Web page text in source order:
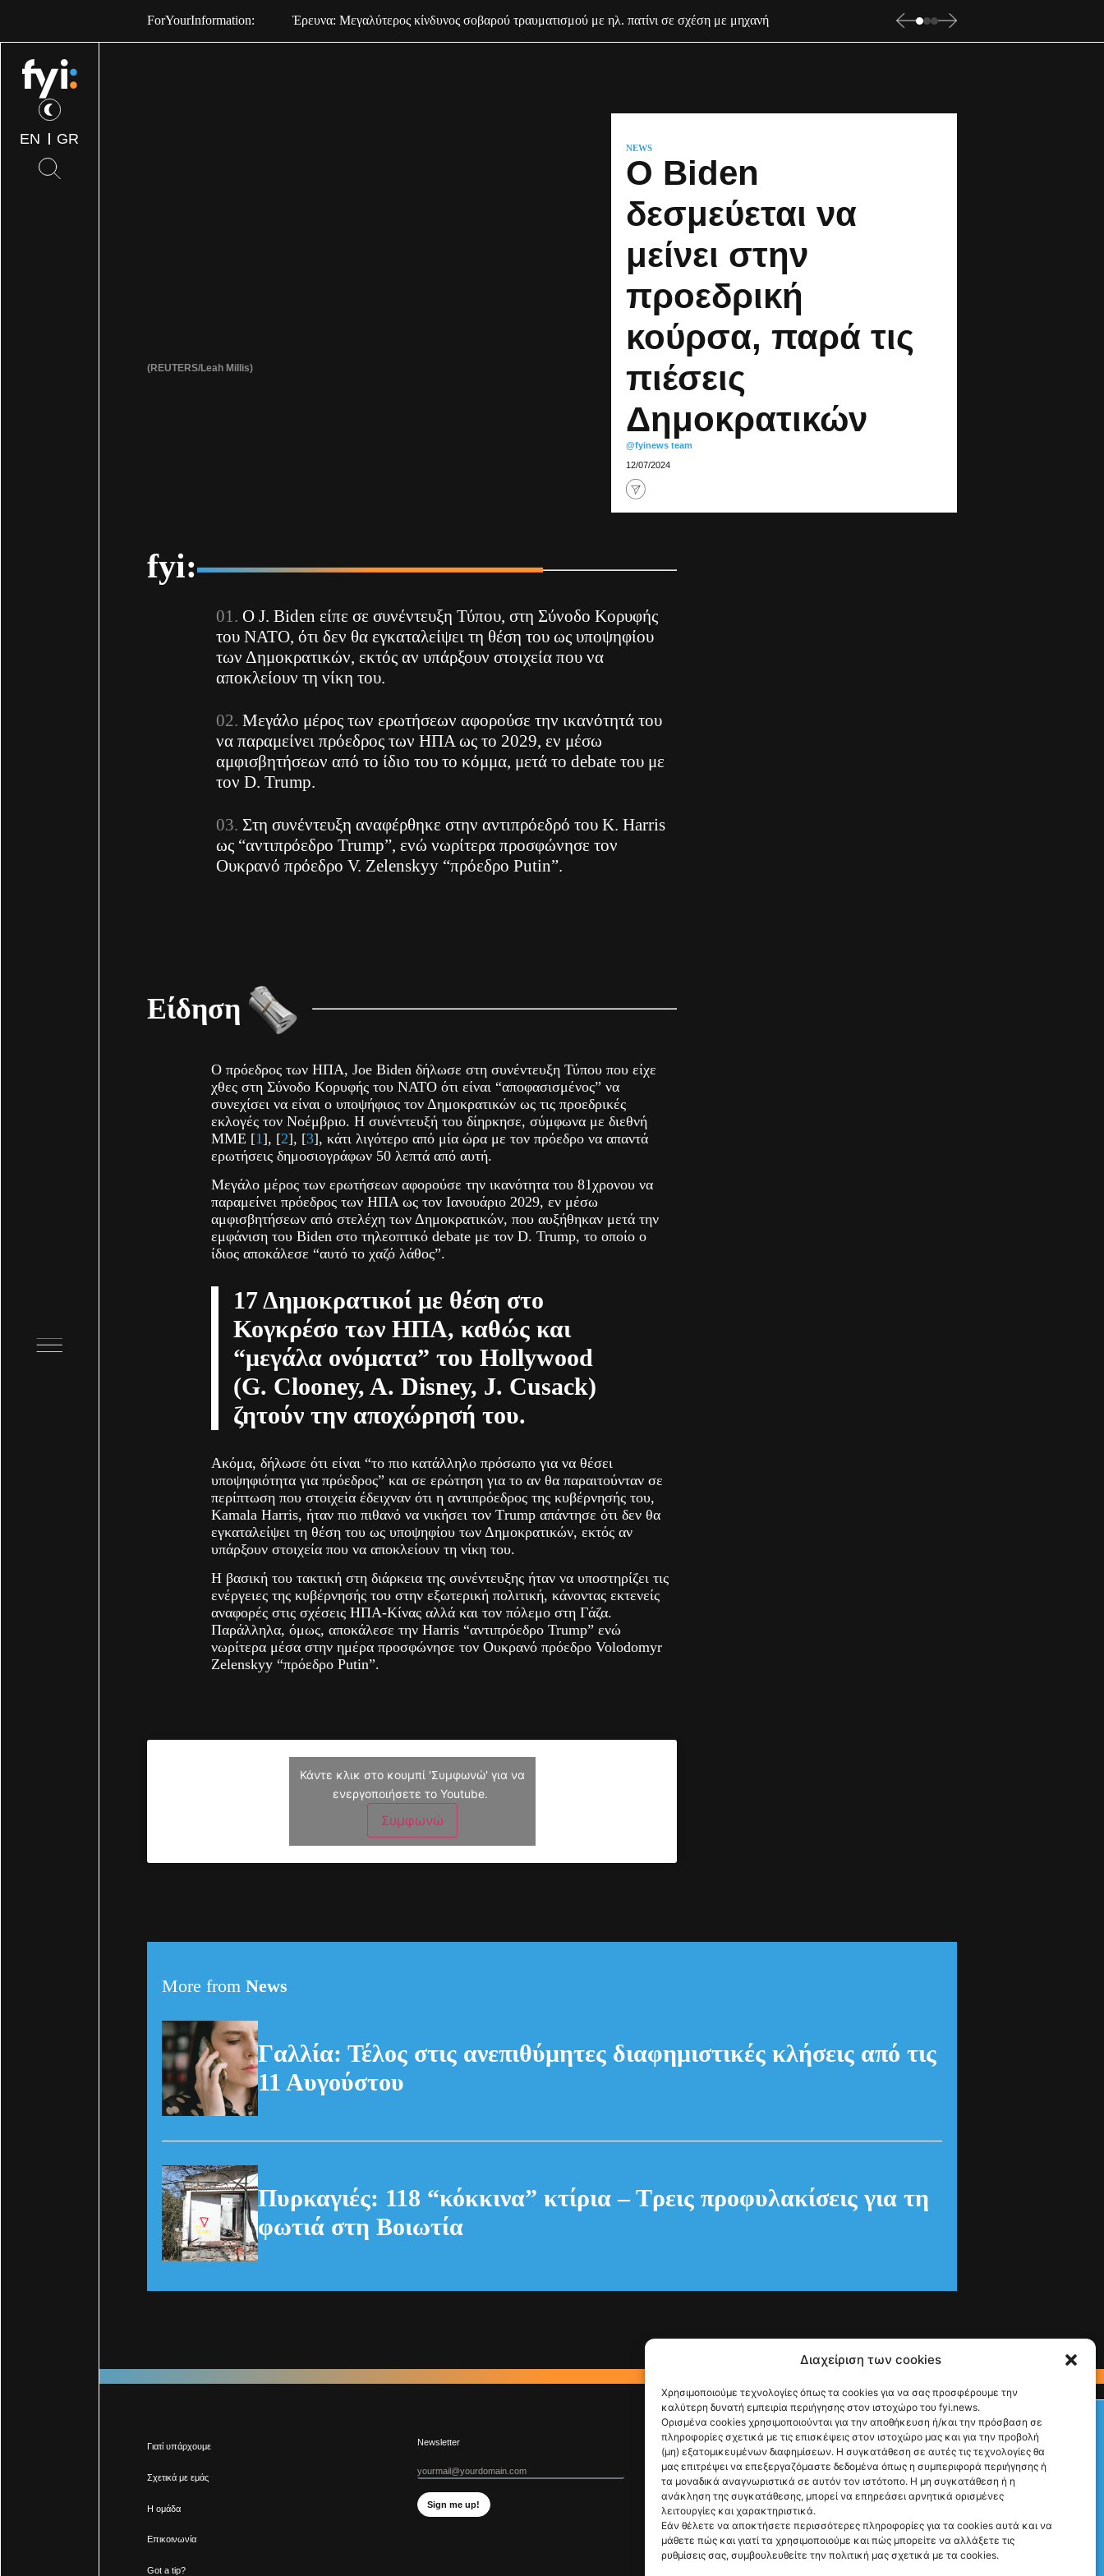
Διαχείριση των cookies
Χρησιμοποιούμε τεχνολογίες όπως τα cookies για να σας προσφέρουμε την
καλύτερη δυνατή εμπειρία περιήγησης στον ιστοχώρο του fyi.news.
Ορισμένα cookies χρησιμοποιούνται για την αποθήκευση ή/και την πρόσβαση σε
πληροφορίες σχετικά με τις επισκέψεις στον ιστοχώρο μας και για την προβολή
(μη) εξατομικευμένων διαφημίσεων. Η συγκατάθεση σε αυτές τις τεχνολογίες θα
μας επιτρέψει να επεξεργαζόμαστε δεδομένα όπως η συμπεριφορά περιήγησης ή
τα μοναδικά αναγνωριστικά σε αυτόν τον ιστότοπο. Η μη συγκατάθεση ή η
ανάκληση της συγκατάθεσης, μπορεί να επηρεάσει αρνητικά ορισμένες
λειτουργίες και χαρακτηριστικά.
Εάν θέλετε να αποκτήσετε περισσότερες πληροφορίες για τα cookies αυτά και να
μάθετε πώς και γιατί τα χρησιμοποιούμε και πώς μπορείτε να αλλάξετε τις
ρυθμίσεις σας, συμβουλευθείτε την πολιτική μας σχετικά με τα cookies.
Check This!
Γιατί Υπάρχουμε
EN GR
ForYourInformation: Έρευνα: Μεγαλύτερος κίνδυνος σοβαρού τραυματισμού με ηλ. πατίνι σε σχέση με μηχανή
(REUTERS/Leah Millis)
NEWS
Ο Biden
δεσμεύεται να
μείνει στην
προεδρική
κούρσα, παρά τις
πιέσεις
Δημοκρατικών
@fyinews team
12/07/2024
fyi:
Ο J. Biden είπε σε συνέντευξη Τύπου, στη Σύνοδο Κορυφής
του ΝΑΤΟ, ότι δεν θα εγκαταλείψει τη θέση του ως υποψηφίου
των Δημοκρατικών, εκτός αν υπάρξουν στοιχεία που να
αποκλείουν τη νίκη του.
Μεγάλο μέρος των ερωτήσεων αφορούσε την ικανότητά του
να παραμείνει πρόεδρος των ΗΠΑ ως το 2029, εν μέσω
αμφισβητήσεων από το ίδιο του το κόμμα, μετά το debate του με
τον D. Trump.
Στη συνέντευξη αναφέρθηκε στην αντιπρόεδρό του Κ. Harris
ως “αντιπρόεδρο Trump”, ενώ νωρίτερα προσφώνησε τον
Ουκρανό πρόεδρο V. Zelenskyy “πρόεδρο Putin”.
Είδηση
Ο πρόεδρος των ΗΠΑ, Joe Biden δήλωσε στη συνέντευξη Τύπου που είχε
χθες στη Σύνοδο Κορυφής του ΝΑΤΟ ότι είναι “αποφασισμένος” να
συνεχίσει να είναι ο υποψήφιος τον Δημοκρατικών ως τις προεδρικές
εκλογές τον Νοέμβριο. Η συνέντευξή του δίηρκησε, σύμφωνα με διεθνή
ΜΜΕ [1], [2], [3], κάτι λιγότερο από μία ώρα με τον πρόεδρο να απαντά
ερωτήσεις δημοσιογράφων 50 λεπτά από αυτή.
Μεγάλο μέρος των ερωτήσεων αφορούσε την ικανότητα του 81χρονου να
παραμείνει πρόεδρος των ΗΠΑ ως τον Ιανουάριο 2029, εν μέσω
αμφισβητήσεων από στελέχη των Δημοκρατικών, που αυξήθηκαν μετά την
εμφάνιση του Βiden στο τηλεοπτικό debate με τον D. Trump, το οποίο ο
ίδιος αποκάλεσε “αυτό το χαζό λάθος”.
17 Δημοκρατικοί με θέση στο
Κογκρέσο των ΗΠΑ, καθώς και
“μεγάλα ονόματα” του Hollywood
(G. Clooney, A. Disney, J. Cusack)
ζητούν την αποχώρησή του.
Aκόμα, δήλωσε ότι είναι “το πιο κατάλληλο πρόσωπο για να θέσει
υποψηφιότητα για πρόεδρος” και σε ερώτηση για το αν θα παραιτούνταν σε
περίπτωση που στοιχεία έδειχναν ότι η αντιπρόεδρος της κυβέρνησής του,
Κamala Harris, ήταν πιο πιθανό να νικήσει τον Τrump απάντησε ότι δεν θα
εγκαταλείψει τη θέση του ως υποψηφίου των Δημοκρατικών, εκτός αν
υπάρξουν στοιχεία που να αποκλείουν τη νίκη του.
Η βασική του τακτική στη διάρκεια της συνέντευξης ήταν να υποστηρίζει τις
ενέργειες της κυβέρνησής του στην εξωτερική πολιτική, κάνοντας εκτενείς
αναφορές στις σχέσεις ΗΠΑ-Κίνας αλλά και τον πόλεμο στη Γάζα.
Παράλληλα, όμως, αποκάλεσε την Harris “αντιπρόεδρο Trump” ενώ
νωρίτερα μέσα στην ημέρα προσφώνησε τον Ουκρανό πρόεδρο Volodomyr
Zelenskyy “πρόεδρο Putin”.
Κάντε κλικ στο κουμπί 'Συμφωνώ' για να
ενεργοποιήσετε το Youtube.
Συμφωνώ
More fromNews
Γαλλία: Τέλος στις ανεπιθύμητες διαφημιστικές κλήσεις από τις
11 Αυγούστου
Πυρκαγιές: 118 “κόκκινα” κτίρια – Τρεις προφυλακίσεις για τη
φωτιά στη Βοιωτία
Γιατί υπάρχουμε
Σχετικά με εμάς
Η ομάδα
Επικοινωνία
Got a tip?
Newsletter
Sign me up!
Ακολούθησέ μας